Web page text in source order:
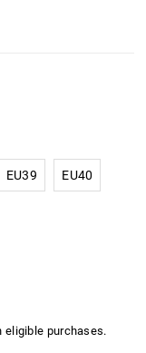
EU39 EU40
eligible purchases.